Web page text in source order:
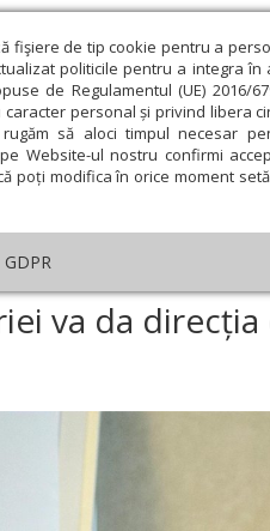
fişiere de tip cookie pentru a
politicile pentru a integra
de Regulamentul (UE)
personal și privind libera
să aloci timpul necesar
Website-ul nostru confirmi
poți modifica în orice moment
GDPR
și spiritualitate
Lumina literară şi
Definiția clară a căsătoriei va da
va da